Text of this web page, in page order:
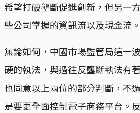
希望打破壟斷促進創新，但另一
些公司掌握的資訊流以及現金流。
無論如何，中國市場監管局這一
硬的執法，與過往反壟斷執法有
也同意以上兩位的部分判斷，不
是要更全面控制電子商務平台。